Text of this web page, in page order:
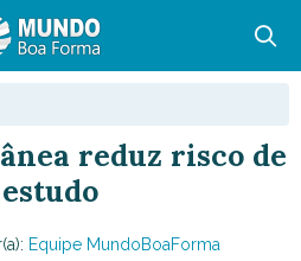
reduz risco de
Equipe MundoBoaForma